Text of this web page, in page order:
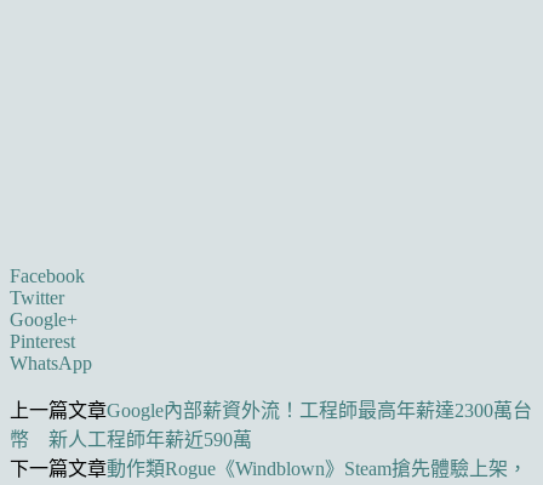
Facebook
Twitter
Google+
Pinterest
WhatsApp
上一篇文章Google內部薪資外流！工程師最高年薪達2300萬台
幣 新人工程師年薪近590萬
下一篇文章動作類Rogue《Windblown》Steam搶先體驗上架，